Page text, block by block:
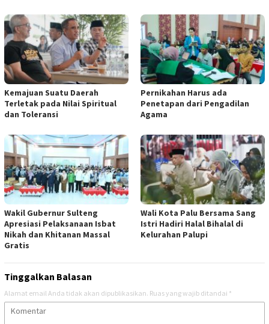
Kemajuan Suatu Daerah
Terletak pada Nilai Spiritual
dan Toleransi
Pernikahan Harus ada
Penetapan dari Pengadilan
Agama
Wakil Gubernur Sulteng
Apresiasi Pelaksanaan Isbat
Nikah dan Khitanan Massal
Gratis
Wali Kota Palu Bersama Sang
Istri Hadiri Halal Bihalal di
Kelurahan Palupi
Tinggalkan Balasan
Alamat email Anda tidak akan dipublikasikan. Ruas yang wajib ditandai *